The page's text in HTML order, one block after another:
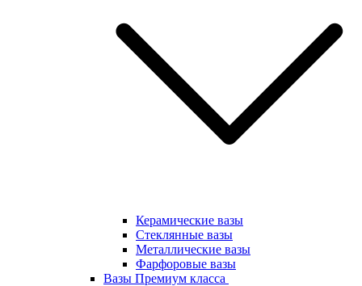
Керамические вазы
Стеклянные вазы
Металлические вазы
Фарфоровые вазы
Вазы Премиум класса